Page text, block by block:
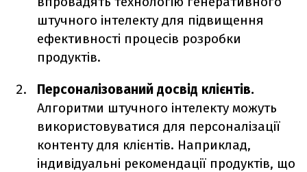
штучного інтелекту для підвищення
ефективності процесів розробки
продуктів.
Персоналізований досвід клієнтів.
Алгоритми штучного інтелекту можуть
використовуватися для персоналізації
контенту для клієнтів. Наприклад,
індивідуальні рекомендації продуктів, що